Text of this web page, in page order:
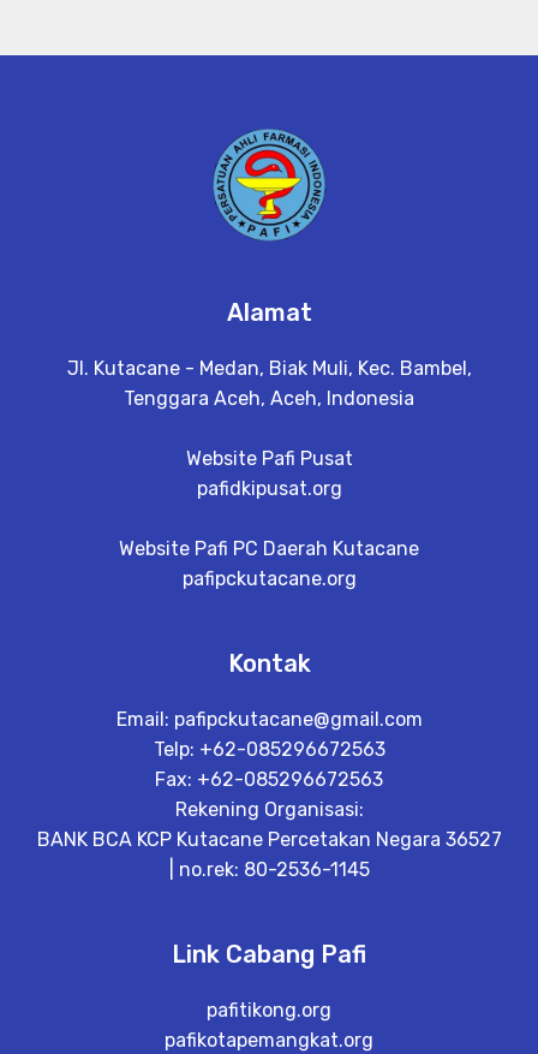
Alamat
Jl. Kutacane - Medan, Biak Muli, Kec. Bambel,
Tenggara Aceh, Aceh, Indonesia
Website Pafi Pusat
pafidkipusat.org
Website Pafi PC Daerah Kutacane
pafipckutacane.org
Kontak
Email: pafipckutacane@gmail.com
Telp: +62-085296672563
Fax: +62-085296672563
Rekening Organisasi:
BANK BCA KCP Kutacane Percetakan Negara 36527
| no.rek: 80-2536-1145
Link Cabang Pafi
pafitikong.org
pafikotapemangkat.org